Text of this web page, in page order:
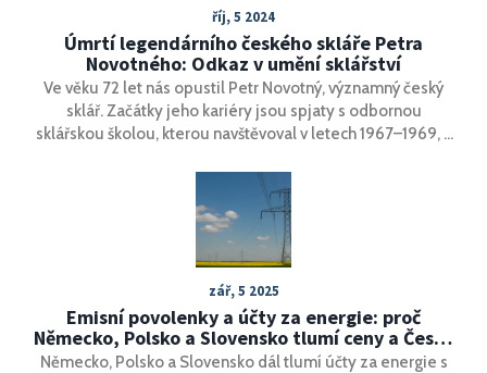
říj, 5 2024
Úmrtí legendárního českého skláře Petra
Novotného: Odkaz v umění sklářství
Ve věku 72 let nás opustil Petr Novotný, významný český
sklář. Začátky jeho kariéry jsou spjaty s odbornou
sklářskou školou, kterou navštěvoval v letech 1967–1969, a
odchod znamená velkou ztrátu pro české sklářství,
zanechává však po sobě bohaté dědictví v oblasti
uměleckého sklářství.
zář, 5 2025
Emisní povolenky a účty za energie: proč
Německo, Polsko a Slovensko tlumí ceny a Česko
váhá
Německo, Polsko a Slovensko dál tlumí účty za energie s